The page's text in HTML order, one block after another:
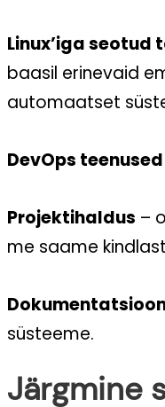
Linux’iga
baasil erinevaid
automaatset
DevOps teenused
Projektihaldus –
me saame
süsteeme.
Järgmine